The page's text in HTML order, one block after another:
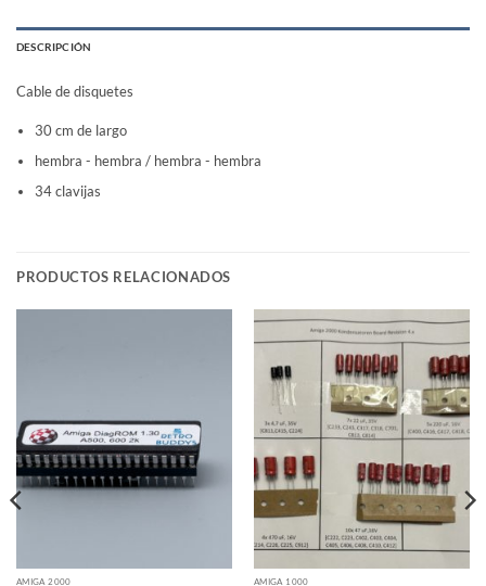
DESCRIPCIÓN
Cable de disquetes
30 cm de largo
hembra - hembra / hembra - hembra
34 clavijas
PRODUCTOS RELACIONADOS
AMIGA 2000 AMIGA 1000